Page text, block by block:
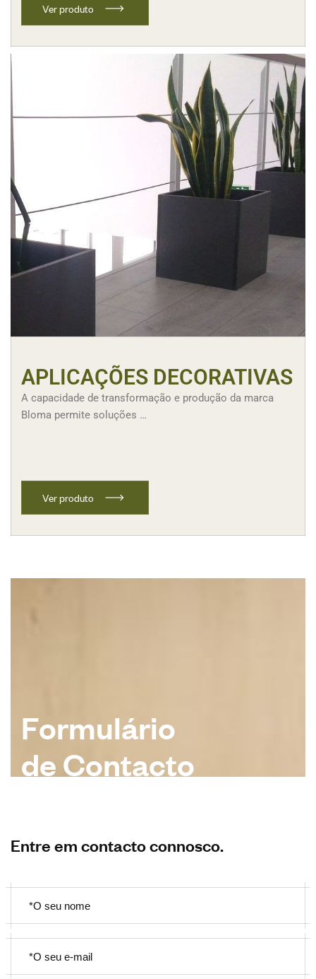
Verproduto
APLICAÇÕES DECORATIVAS
A capacidade de transformação e produção da marca
Bloma permite soluções …
Verproduto
Formulário
de Contacto
Entre em contacto connosco.